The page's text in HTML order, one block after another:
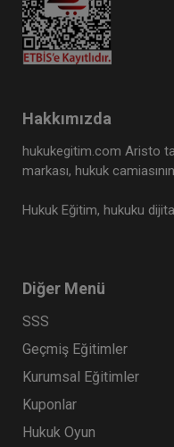
Hakkımızda
hukukegitim.com Aristo
markası, hukuk
Hukuk Eğitim, hukuku
Diğer Menü
SSS
Geçmiş Eğitimler
Kurumsal Eğitimler
Kuponlar
Hukuk Oyun